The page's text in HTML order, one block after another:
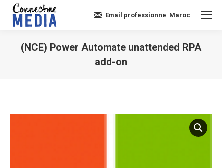
Email professionnel Maroc
(NCE) Power Automate unattended RPA
add-on